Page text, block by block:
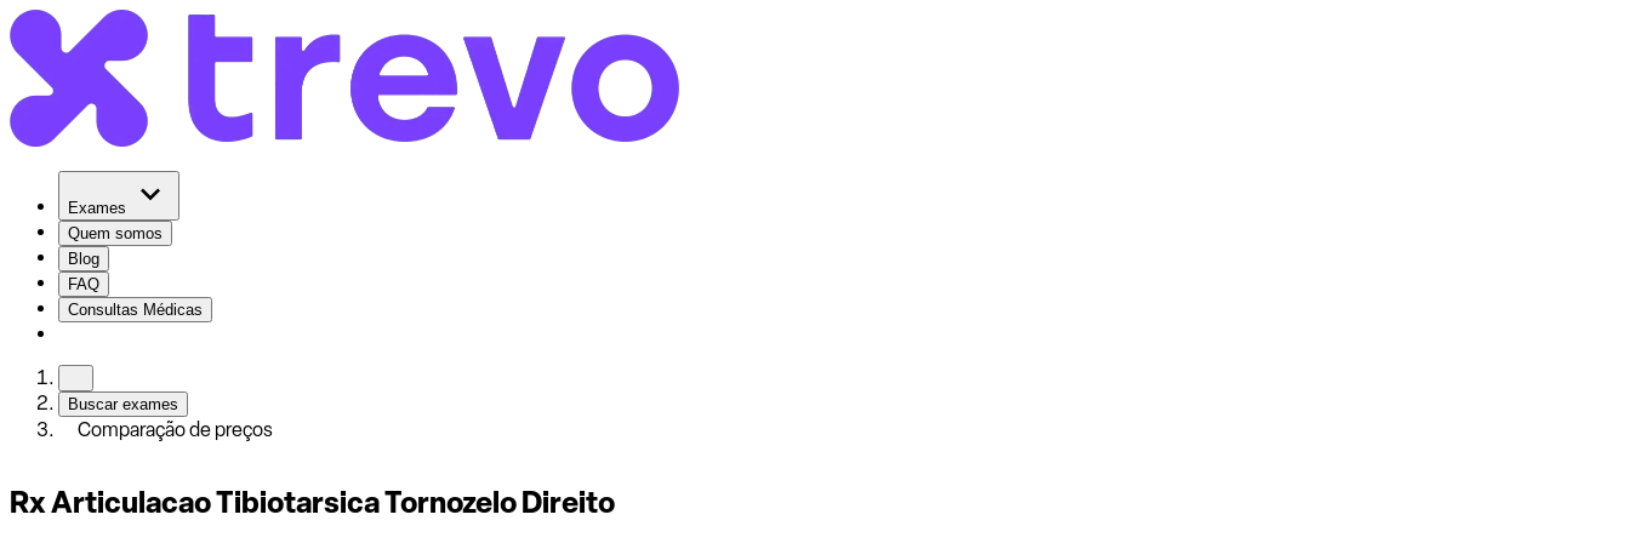
Exames
Quem somos
Blog
FAQ
Consultas Médicas
Buscar exames
Comparação de preços
Rx Articulacao Tibiotarsica Tornozelo Direito